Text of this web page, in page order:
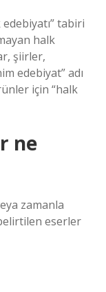
tabiri
halk
şiirler,
edebiyat” adı
için “halk
ne
zamanla
eserler